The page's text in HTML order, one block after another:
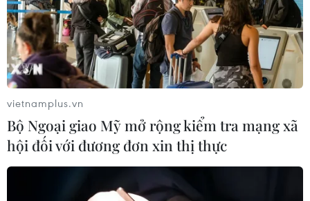
vietnamplus.vn
Bộ Ngoại giao Mỹ mở rộng kiểm tra mạng xã
hội đối với đương đơn xin thị thực